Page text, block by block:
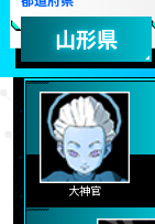
山形県
大神官